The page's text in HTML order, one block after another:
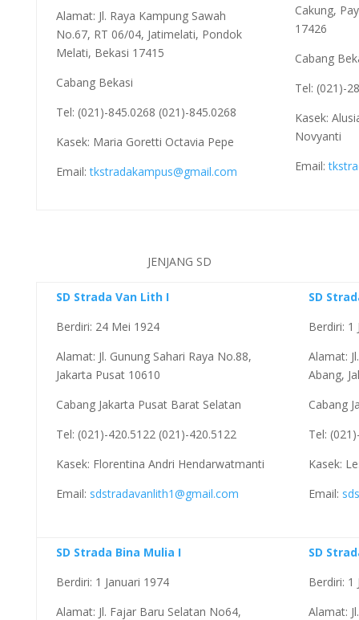
Alamat: Jl. Raya Kampung Sawah
No.67, RT 06/04, Jatimelati, Pondok
Melati, Bekasi 17415
Cabang Bekasi
Tel: (021)-845.0268 (021)-845.0268
Kasek: Maria Goretti Octavia Pepe
Email:tkstradakampus@gmail.com
Cakung,
17426
Cabang
Tel: (021)-
Kasek:
Novyanti
Email:
JENJANG SD
SD Strada Van Lith I
Berdiri: 24 Mei 1924
Alamat: Jl. Gunung Sahari Raya No.88,
Jakarta Pusat 10610
Cabang Jakarta Pusat Barat Selatan
Tel: (021)-420.5122 (021)-420.5122
Kasek: Florentina Andri Hendarwatmanti
Email: sdstradavanlith1@gmail.com
SD
Berdiri: 1
Alamat:
Abang,
Cabang
Tel:
Kasek:
Email:
SD Strada Bina Mulia I
Berdiri: 1 Januari 1974
Alamat: Jl. Fajar Baru Selatan No64,
SD
Berdiri: 1
Alamat: